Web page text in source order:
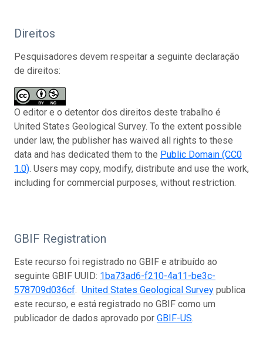
Direitos
Pesquisadores devem respeitar a seguinte declaração
de direitos:
O editor e o detentor dos direitos deste trabalho é
United States Geological Survey. To the extent possible
under law, the publisher has waived all rights to these
data and has dedicated them to the Public Domain (CC0
1.0). Users may copy, modify, distribute and use the work,
including for commercial purposes, without restriction.
GBIF Registration
Este recurso foi registrado no GBIF e atribuído ao
seguinte GBIF UUID: 1ba73ad6-f210-4a11-be3c-
578709d036cf. United States Geological Survey publica
este recurso, e está registrado no GBIF como um
publicador de dados aprovado por GBIF-US.